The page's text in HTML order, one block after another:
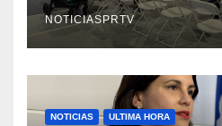
NOTICIASPRTV
NOTICIAS ULTIMA HORA